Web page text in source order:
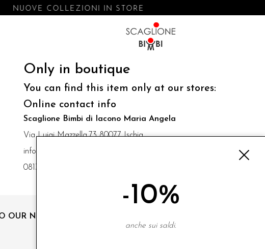
NUOVE COLLEZIONI IN STORE
Only in boutique
You can find this item only at our stores:
Online contact info
Scaglione Bimbi di Iacono Maria Angela
Via Luigi Mazzella,73 80077 Ischia
info@scaglionebimbi.com
0813331162
OUR NEWSLETTER
-10%
anche sui saldi.